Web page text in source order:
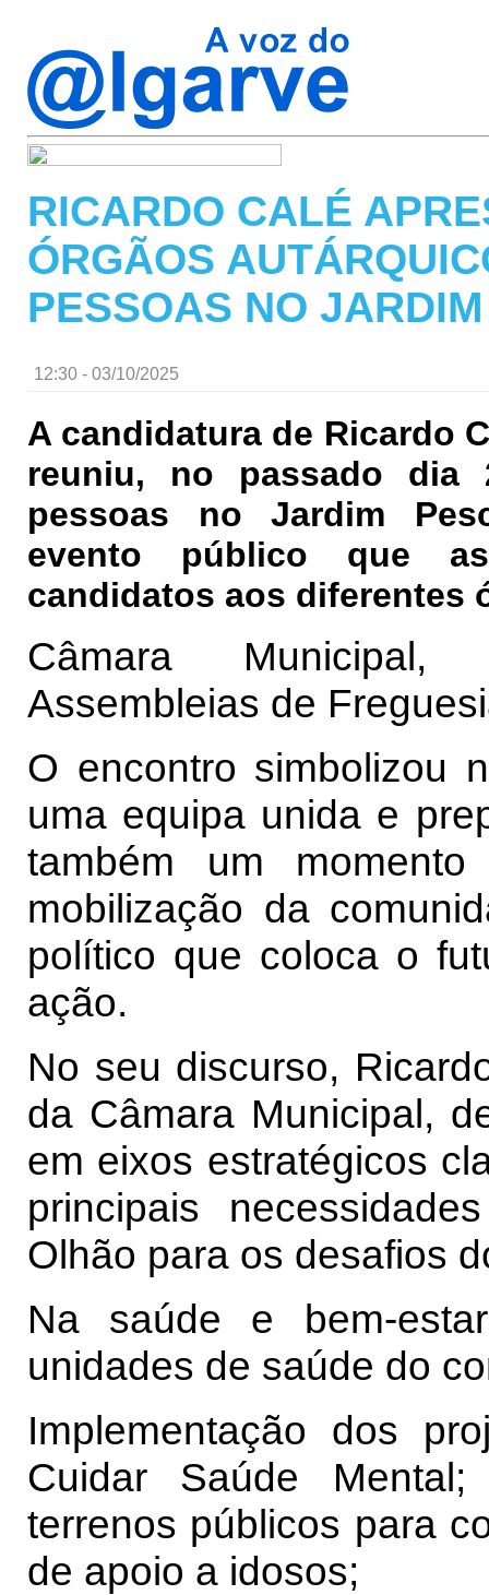
RICARDO CALÉ
ÓRGÃOS
PESSOAS NO
12:30 - 03/10/2025
A candidatura de Ricardo
reuniu, no passado dia
pessoas no Jardim
evento público que
candidatos aos diferentes
Câmara
Assembleias de
O encontro simbolizou
uma equipa unida e
também um
mobilização da
político que coloca o
ação.
No seu discurso,
da Câmara Municipal,
em eixos estratégicos
principais
Olhão para os desafios
Na saúde e bem-
unidades de saúde do
Implementação dos
Cuidar Saúde
terrenos públicos para
de apoio a idosos;